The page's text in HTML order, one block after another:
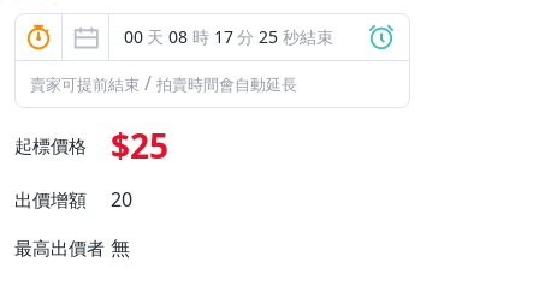
00 天 08 時 17分 24 秒結束
賣家可提前結束 / 拍賣時間會自動延長
起標價格 $25
出價增額 20
最高出價者 無